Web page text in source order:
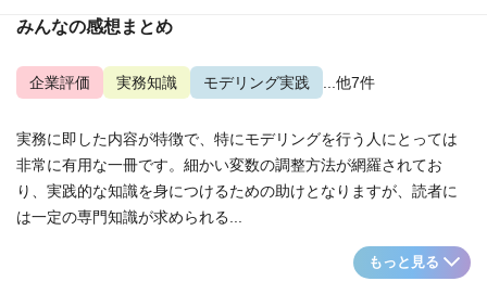
みんなの感想まとめ
企業評価 実務知識 モデリング実践 ...他7件
実務に即した内容が特徴で、特にモデリングを行う人にとっては
非常に有用な一冊です。細かい変数の調整方法が網羅されてお
り、実践的な知識を身につけるための助けとなりますが、読者に
は一定の専門知識が求められる...
もっと見る